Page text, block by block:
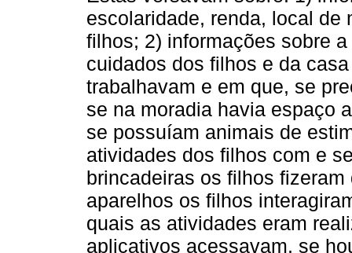
escolaridade, renda, local de
filhos; 2) informações sobre
cuidados dos filhos e da
trabalhavam e em que, se
se na moradia havia espaço
se possuíam animais de
atividades dos filhos com e
brincadeiras os filhos
aparelhos os filhos
quais as atividades eram
aplicativos acessavam, se